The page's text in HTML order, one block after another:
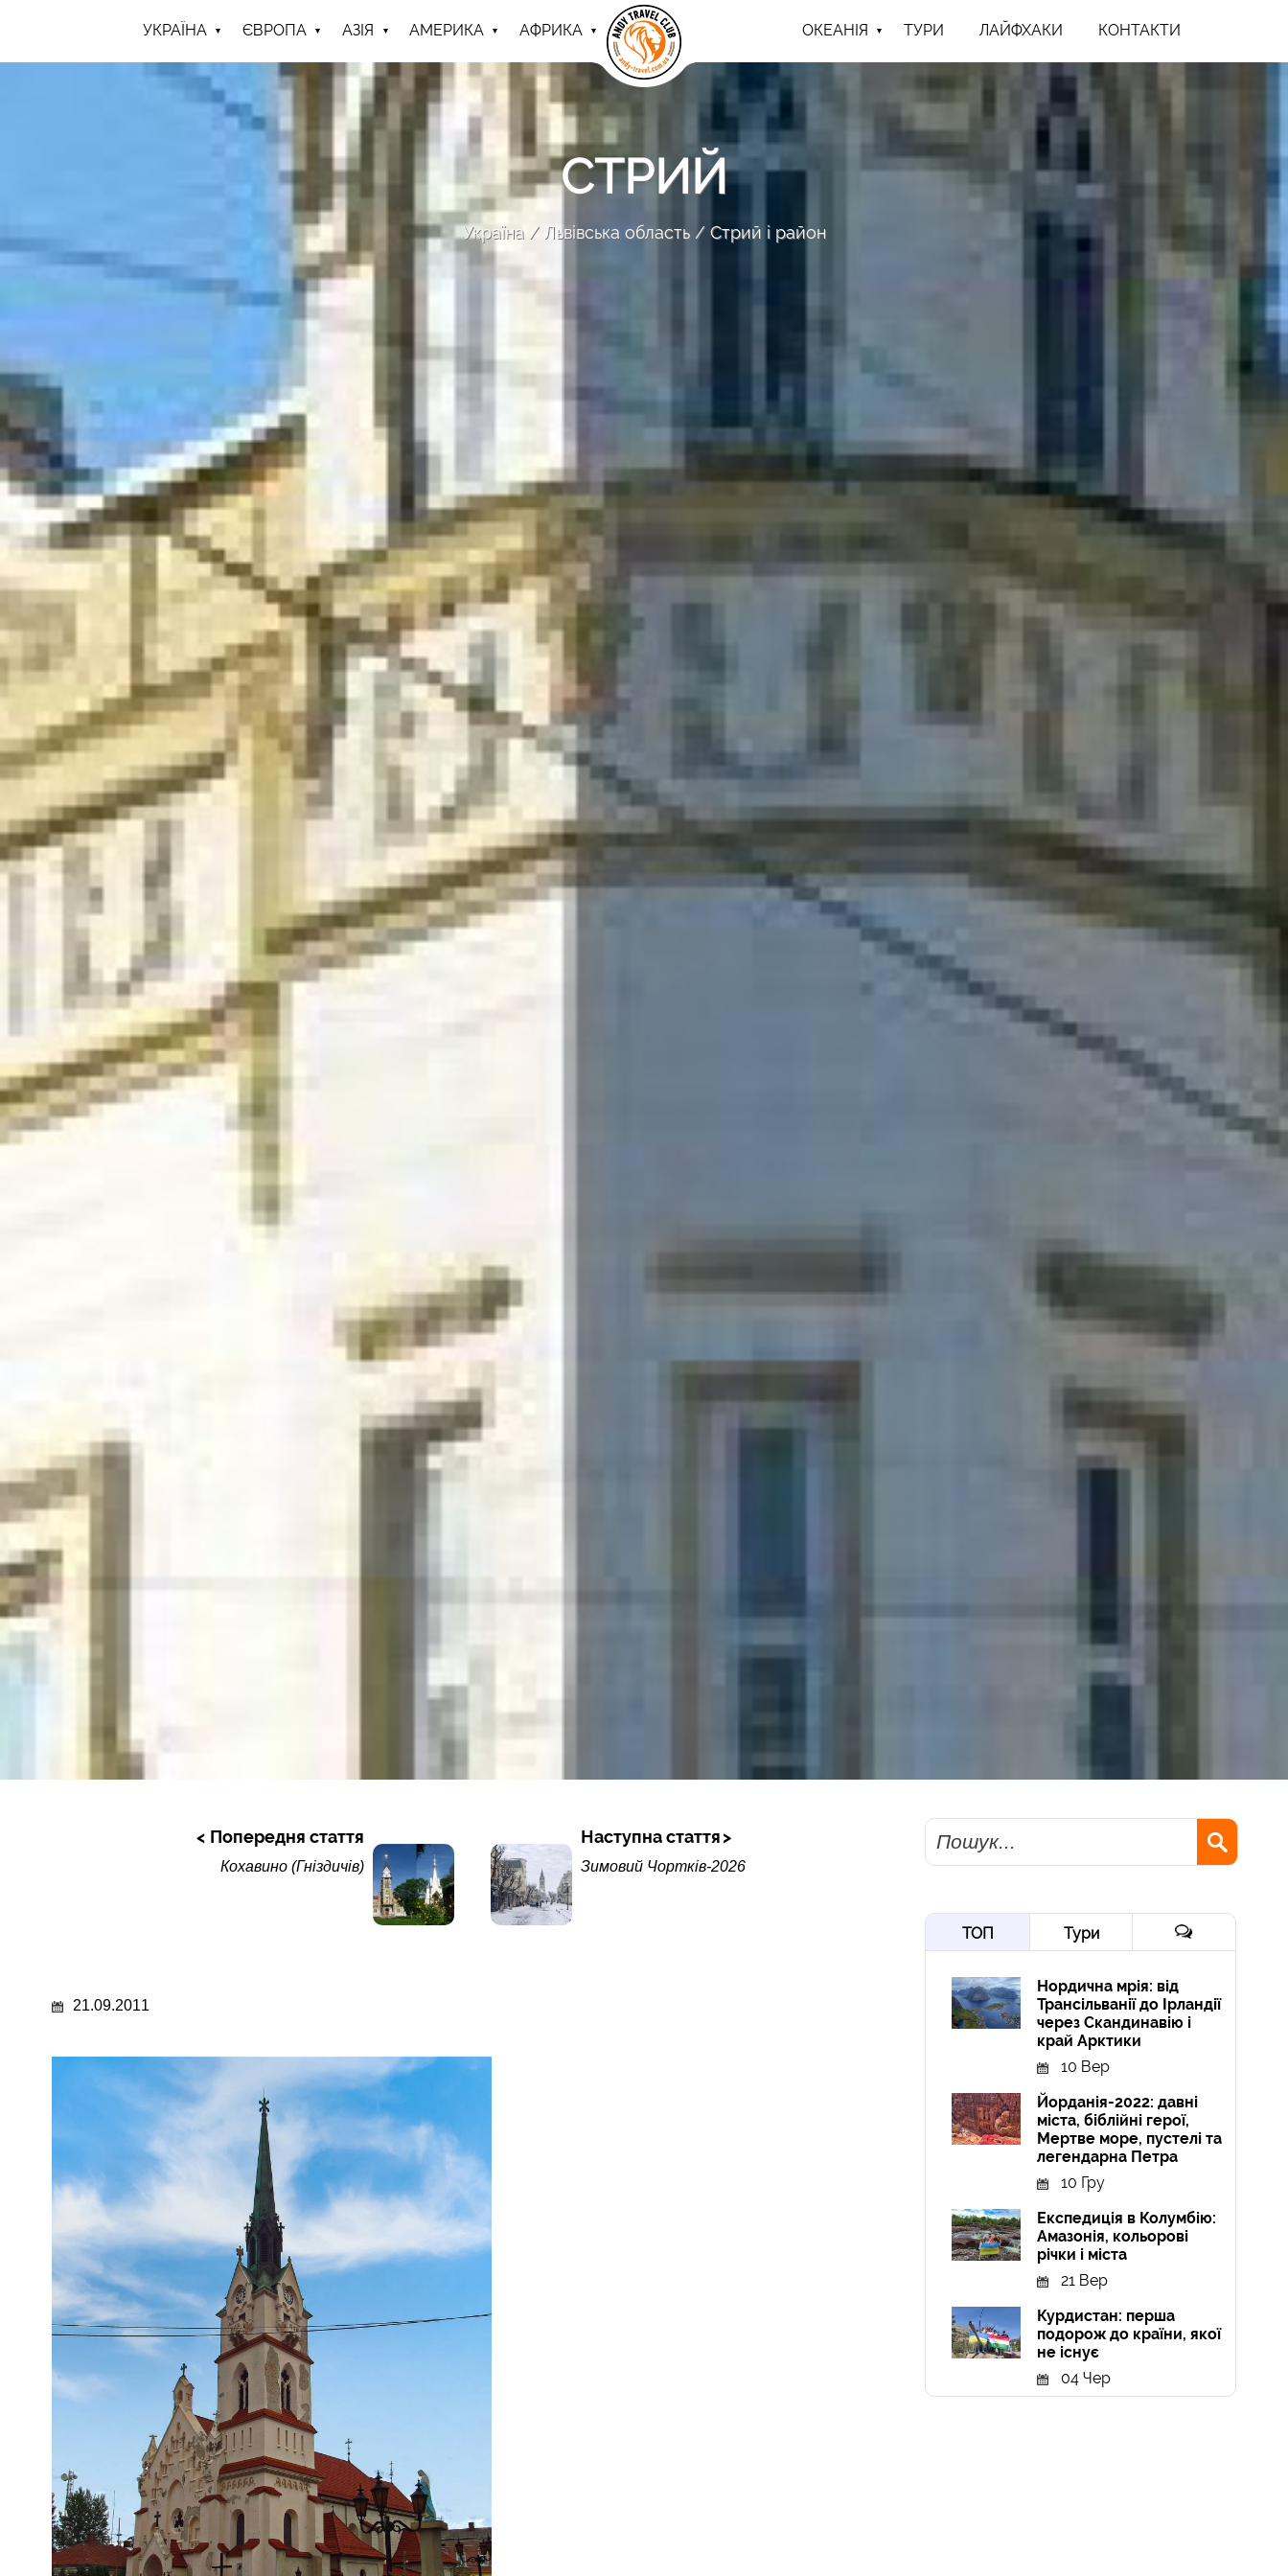
УКРАЇНА ЄВРОПА АЗІЯ АМЕРИКА АФРИКА ОКЕАНІЯ ТУРИ ЛАЙФХАКИ КОНТАКТИ
СТРИЙ
Україна Львівська область Стрий і район
Попередня стаття
Кохавино (Гніздичів)
Наступна стаття
Зимовий Чортків-2026
21.09.2011
Пошук
ТОП Тури
Нордична мрія: від
Трансільванії до Ірландії
через Скандинавію і
край Арктики
10 Вер
Йорданія-2022: давні
міста, біблійні герої,
Мертве море, пустелі та
легендарна Петра
10 Гру
Експедиція в Колумбію:
Амазонія, кольорові
річки і міста
21 Вер
Курдистан: перша
подорож до країни, якої
не існує
04 Чер